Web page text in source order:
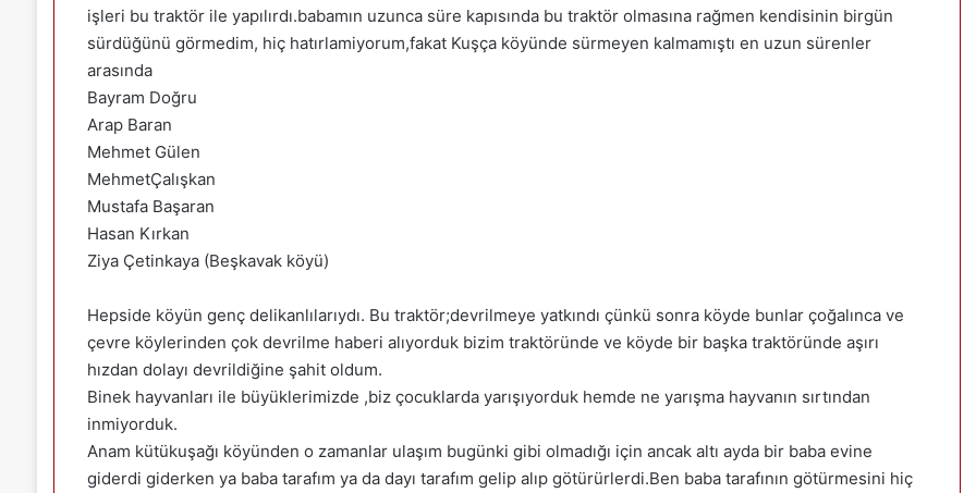
işleri bu traktör ile yapılırdı.babamın uzunca süre kapısında bu traktör olmasına rağmen kendisinin birgün
sürdüğünü görmedim, hiç hatırlamiyorum,fakat Kuşça köyünde sürmeyen kalmamıştı en uzun sürenler
arasında
Bayram Doğru
Arap Baran
Mehmet Gülen
MehmetÇalışkan
Mustafa Başaran
Hasan Kırkan
Ziya Çetinkaya (Beşkavak köyü)
Hepside köyün genç delikanlılarıydı. Bu traktör;devrilmeye yatkındı çünkü sonra köyde bunlar çoğalınca ve
çevre köylerinden çok devrilme haberi alıyorduk bizim traktöründe ve köyde bir başka traktöründe aşırı
hızdan dolayı devrildiğine şahit oldum.
Binek hayvanları ile büyüklerimizde ,biz çocuklarda yarışıyorduk hemde ne yarışma hayvanın sırtından
inmiyorduk.
Anam kütükuşağı köyünden o zamanlar ulaşım bugünki gibi olmadığı için ancak altı ayda bir baba evine
giderdi giderken ya baba tarafım ya da dayı tarafım gelip alıp götürürlerdi.Ben baba tarafının götürmesini hiç